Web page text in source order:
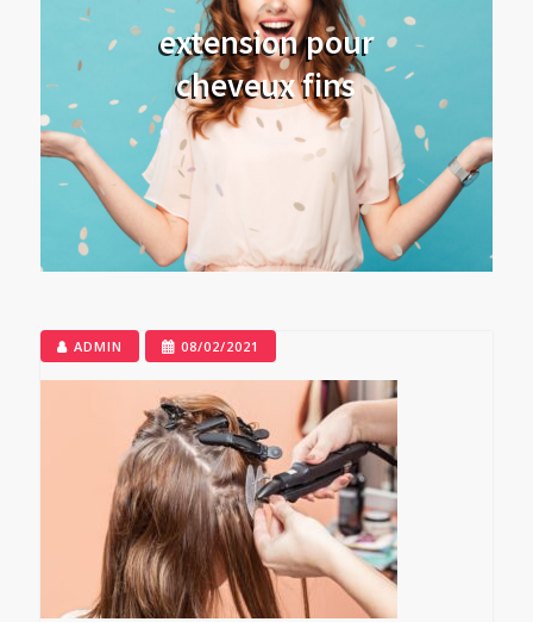
extension pour
cheveux fins
ADMIN 08/02/2021